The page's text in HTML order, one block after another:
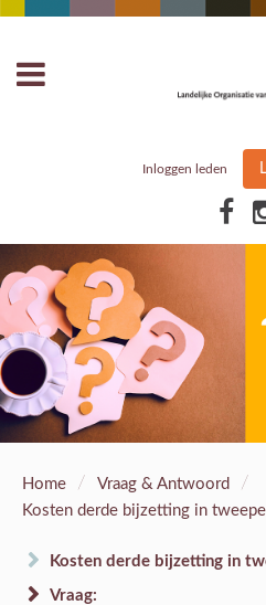
Inloggen leden
Home / Vraag & Antwoord /
Kosten derde bijzetting in
Kosten derde bijzetting in
Vraag: